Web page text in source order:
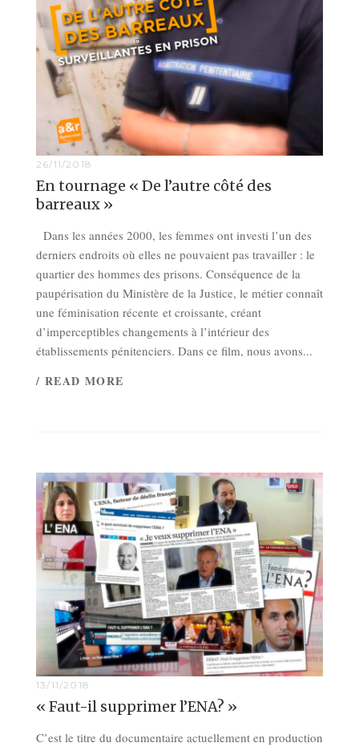
26/11/2018
En tournage « De l’autre côté des
barreaux »
Dans les années 2000, les femmes ont investi l’un des
derniers endroits où elles ne pouvaient pas travailler : le
quartier des hommes des prisons. Conséquence de la
paupérisation du Ministère de la Justice, le métier connaît
une féminisation récente et croissante, créant
d’imperceptibles changements à l’intérieur des
établissements pénitenciers. Dans ce film, nous avons...
/ READ MORE
13/11/2018
« Faut-il supprimer l’ENA? »
C’est le titre du documentaire actuellement en production